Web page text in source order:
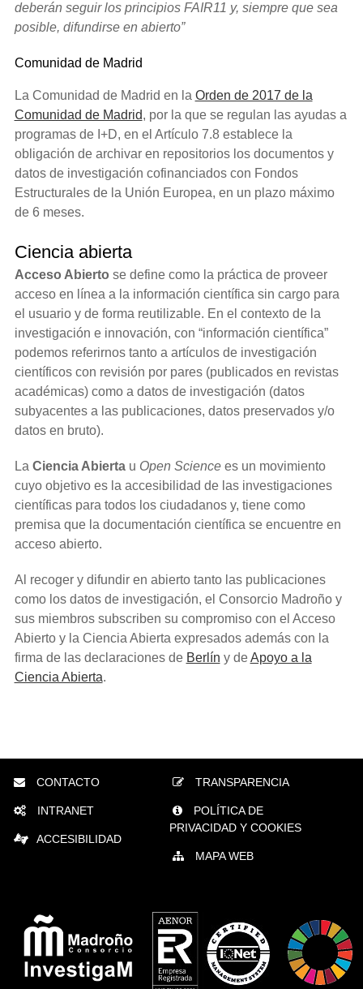
deberán seguir los principios FAIR11 y, siempre que sea
posible, difundirse en abierto”
Comunidad de Madrid
La Comunidad de Madrid en la Orden de 2017 de la
Comunidad de Madrid, por la que se regulan las ayudas a
programas de I+D, en el Artículo 7.8 establece la
obligación de archivar en repositorios los documentos y
datos de investigación cofinanciados con Fondos
Estructurales de la Unión Europea, en un plazo máximo
de 6 meses.
Ciencia abierta
Acceso Abierto se define como la práctica de proveer
acceso en línea a la información científica sin cargo para
el usuario y de forma reutilizable. En el contexto de la
investigación e innovación, con “información científica”
podemos referirnos tanto a artículos de investigación
científicos con revisión por pares (publicados en revistas
académicas) como a datos de investigación (datos
subyacentes a las publicaciones, datos preservados y/o
datos en bruto).
La Ciencia Abiertau Open Sciencees un movimiento
cuyo objetivo es la accesibilidad de las investigaciones
científicas para todos los ciudadanos y, tiene como
premisa que la documentación científica se encuentre en
acceso abierto.
Al recoger y difundir en abierto tanto las publicaciones
como los datos de investigación, el Consorcio Madroño y
sus miembros subscriben su compromiso con el Acceso
Abierto y la Ciencia Abierta expresados además con la
firma de las declaraciones de Berlín y deApoyo a la
Ciencia Abierta.
CONTACTO
INTRANET
ACCESIBILIDAD
TRANSPARENCIA
POLÍTICA DE
PRIVACIDAD Y COOKIES
MAPA WEB